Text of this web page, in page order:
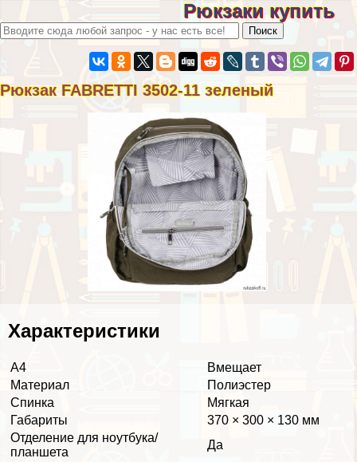
Рюкзаки купить
Рюкзак FABRETTI 3502-11 зеленый
Хаpaктеристики
А4
Вмещает
Материал
Полиэстер
Спинка
Мягкая
Габариты
370 × 300 × 130 мм
Отделение для ноутбука/
планшета
Да